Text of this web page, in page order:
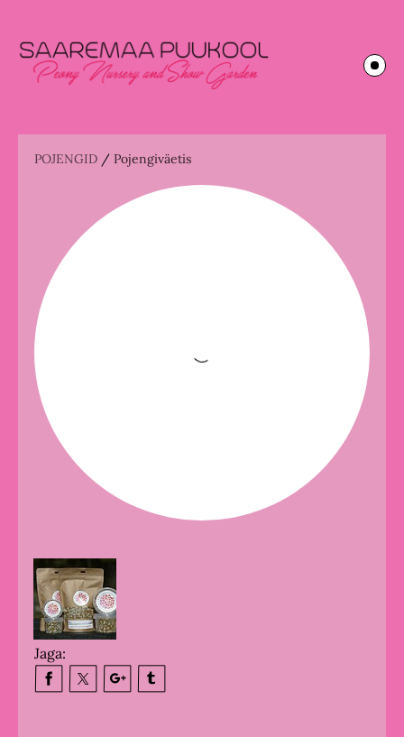
POJENGID / Pojengiväetis
Jaga: